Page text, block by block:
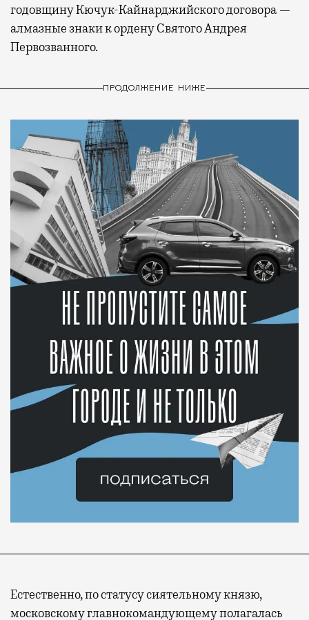
годовщину Кючук-Кайнарджийского договора —
алмазные знаки к ордену Святого Андрея
Первозванного.
ПРОДОЛЖЕНИЕ НИЖЕ
Естественно, по статусу сиятельному князю,
московскому главнокомандующему полагалась